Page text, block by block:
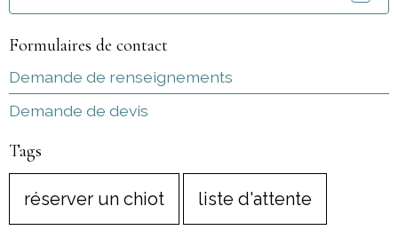
Formulaires de contact
Demande de renseignements
Demande de devis
Tags
réserver un chiot liste d'attente